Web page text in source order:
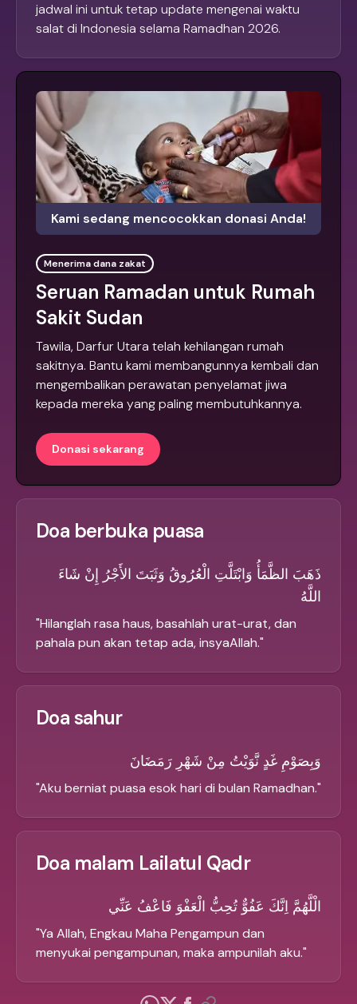
jadwal ini untuk tetap update mengenai waktu
salat di Indonesia selama Ramadhan 2026.
Kami sedang mencocokkan donasi Anda!
Menerima dana zakat
Seruan Ramadan untuk Rumah
Sakit Sudan
Tawila, Darfur Utara telah kehilangan rumah
sakitnya. Bantu kami membangunnya kembali dan
mengembalikan perawatan penyelamat jiwa
kepada mereka yang paling membutuhkannya.
Donasi sekarang
Doa berbuka puasa
ذَهَبَ الظَّمَأُ وَابْتَلَّتِ الْعُرُوقُ وَثَبَتَ الأَجْرُ إِنْ شَاءَ
اللَّهُ
"Hilanglah rasa haus, basahlah urat-urat, dan
pahala pun akan tetap ada, insyaAllah."
Doa sahur
وَبِصَوْمِ غَدٍ نَّوَيْتُ مِنْ شَهْرِ رَمَضَانَ
"Aku berniat puasa esok hari di bulan Ramadhan."
Doa malam Lailatul Qadr
الْلَّهُمَّ اِنَّكَ عَفُوٌّ تُحِبُّ الْعَفْوَ فَاعْفُ عَنِّي
"Ya Allah, Engkau Maha Pengampun dan
menyukai pengampunan, maka ampunilah aku."